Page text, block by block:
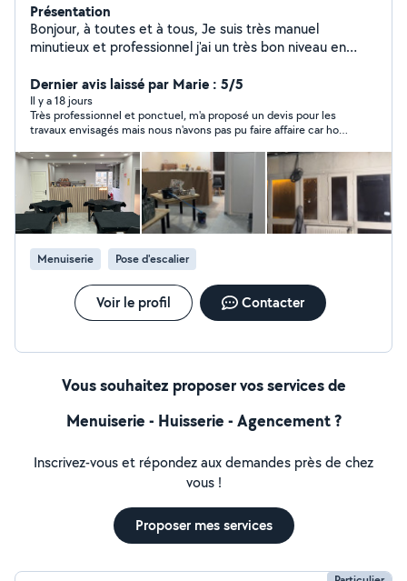
Présentation
Bonjour, à toutes et à tous, Je suis très manuel
minutieux et professionnel j'ai un très bon niveau en
bain parquet carrelage maçonnerie , je gère aussi
l'électricité la plomberie je touche vraiment à tout je
reste à votre disposition pour plus de renseignements
n'hésitez pas . Cordialement.
Dernier avis laissé par Marie : 5/5
Il y a 18 jours
Très professionnel et ponctuel, m'a proposé un devis pour les
travaux envisagés mais nous n'avons pas pu faire affaire car hors
Menuiserie Pose d'escalier
Voir le profil Contacter
Vous souhaitez proposer vos services de
Menuiserie - Huisserie - Agencement ?
Inscrivez-vous et répondez aux demandes près de chez
vous !
Proposer mes services